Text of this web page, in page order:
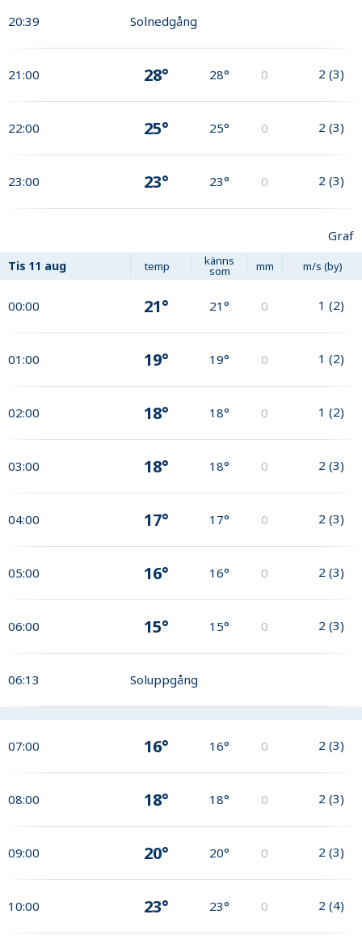
20:39 Solnedgång
21:00 28° 28° 0 2 (3)
22:00 25° 25° 0 2 (3)
23:00 23° 23° 0 2 (3)
Graf
Tis 11 aug temp känns
som mm m/s (by)
00:00 21° 21° 0 1 (2)
01:00 19° 19° 0 1 (2)
02:00 18° 18° 0 1 (2)
03:00 18° 18° 0 2 (3)
04:00 17° 17° 0 2 (3)
05:00 16° 16° 0 2 (3)
06:00 15° 15° 0 2 (3)
06:13 Soluppgång
07:00 16° 16° 0 2 (3)
08:00 18° 18° 0 2 (3)
09:00 20° 20° 0 2 (3)
10:00 23° 23° 0 2 (4)